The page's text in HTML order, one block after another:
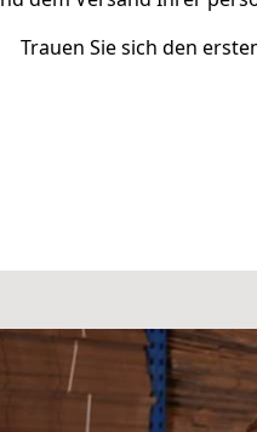
Trauen Sie sich den